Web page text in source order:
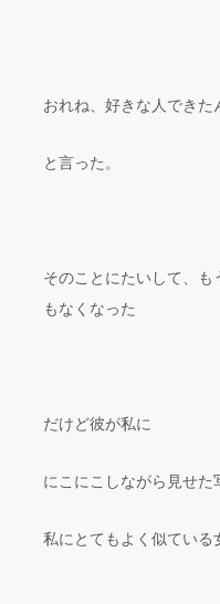
おれね、好きな人できた
と言った。
そのことにたいして、
もなくなった
だけど彼が私に
にこにこしながら見せた
私にとてもよく似ている